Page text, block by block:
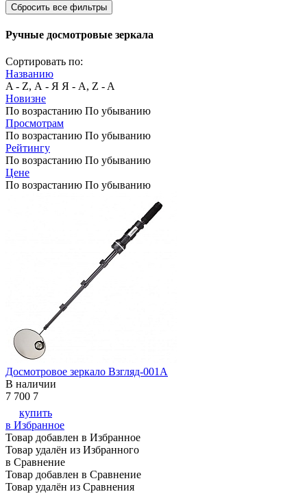
Сбросить все фильтры
Ручные досмотровые зеркала
Сортировать по:
Названию
A - Z, А - Я Я - А, Z - A
Новизне
По возрастанию По убыванию
Просмотрам
По возрастанию По убыванию
Рейтингу
По возрастанию По убыванию
Цене
По возрастанию По убыванию
Досмотровое зеркало Взгляд-001А
В наличии
7 700 7
купить
в Избранное
Товар добавлен в Избранное
Товар удалён из Избранного
в Сравнение
Товар добавлен в Сравнение
Товар удалён из Сравнения